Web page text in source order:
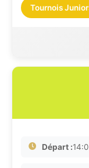
Tournois
Départ :